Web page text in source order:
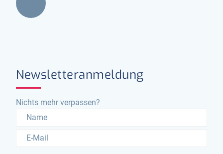
Newsletteranmeldung
Nichts mehr verpassen?